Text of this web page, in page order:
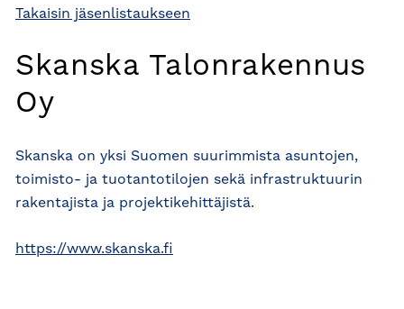
Takaisin jäsenlistaukseen
Skanska Talonrakennus
Oy
Skanska on yksi Suomen suurimmista asuntojen,
toimisto- ja tuotantotilojen sekä infrastruktuurin
rakentajista ja projektikehittäjistä.
https://www.skanska.fi